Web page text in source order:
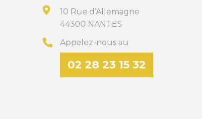
10 Rue d’Allemagne
44300 NANTES
Appelez-nous au
02 28 23 15 32